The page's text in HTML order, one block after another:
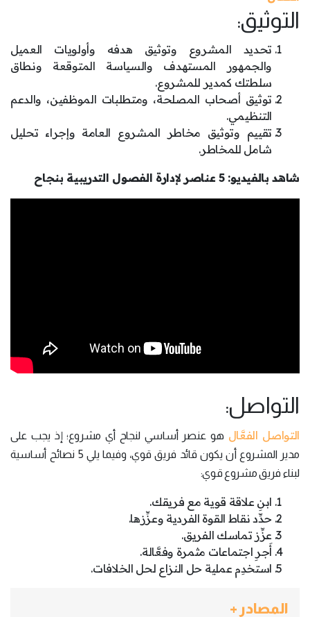
التوثيق:
تحديد المشروع وتوثيق هدفه وأولويات العميل
والجمهور المستهدف والسياسة المتوقعة ونطاق
سلطتك كمدير للمشروع.
توثيق أصحاب المصلحة، ومتطلبات الموظفين، والدعم
التنظيمي.
تقييم وتوثيق مخاطر المشروع العامة وإجراء تحليل
شامل للمخاطر.
شاهد بالفيديو: 5 عناصر لإدارة الفصول التدريبية بنجاح
التواصل:
التواصل الفعَّال هو عنصر أساسي لنجاح أي مشروع؛ إذ يجب على
مدير المشروع أن يكون قائد فريق قوي، وفيما يلي 5 نصائح أساسية
لبناء فريق مشروع قوي:
ابنِ علاقة قوية مع فريقك.
حدِّد نقاط القوة الفردية وعزِّزها.
عزِّز تماسك الفريق.
أَجرِ اجتماعات مثمرة وفعَّالة.
استخدِم عملية حل النزاع لحل الخلافات.
المصادر +